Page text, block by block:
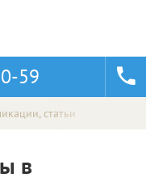
59
статьи
в